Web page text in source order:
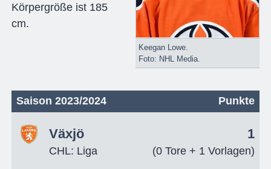
Keegan Lowe.
Foto: NHL Media.
Körpergröße ist 185
cm.
Saison 2023/2024 Punkte
Växjö
CHL: Liga
1
(0 Tore + 1 Vorlagen)